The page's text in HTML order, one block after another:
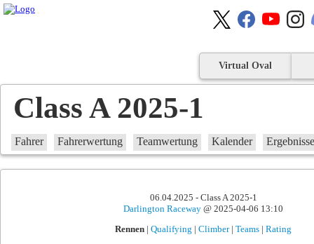
Virtual Oval
Class A 2025-1
Fahrer Fahrerwertung Teamwertung Kalender Ergebnisse
06.04.2025 - Class A 2025-1
Darlington Raceway @ 2025-04-06 13:10
Rennen |Qualifying |Climber|Teams |Rating